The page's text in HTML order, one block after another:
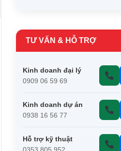
TƯ VẤN & HỖ TRỢ
Kinh doanh đại lý
0909 06 59 69
Kinh doanh dự án
0938 16 56 77
Hỗ trợ kỹ thuật